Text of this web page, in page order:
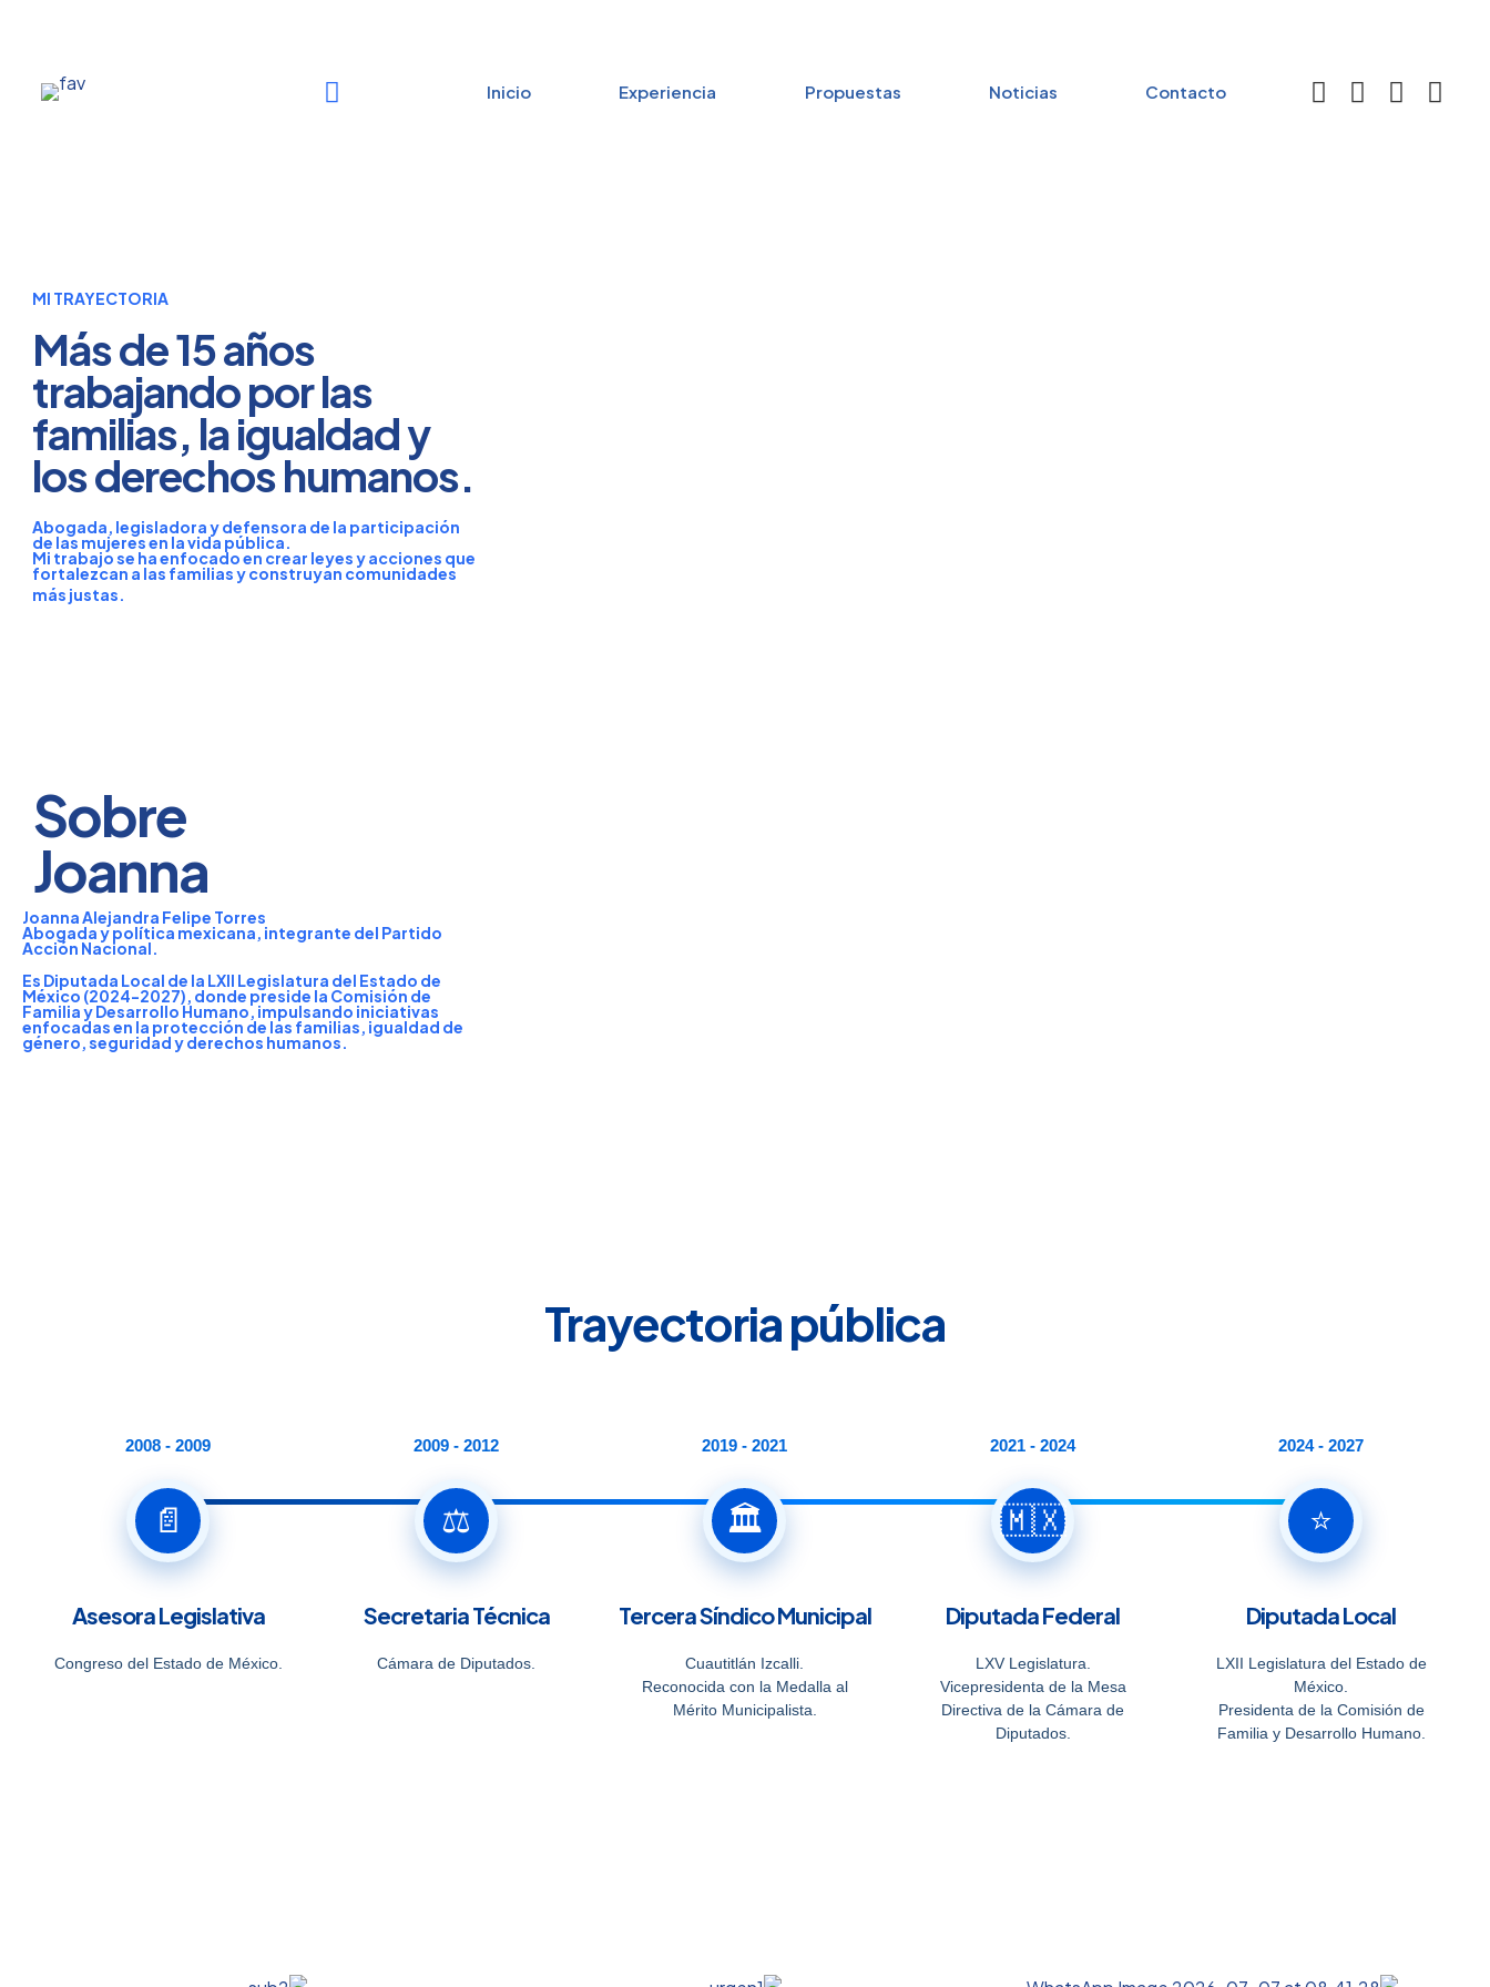
Inicio Experiencia Propuestas Noticias Contacto
MI TRAYECTORIA
Más de 15 años
trabajando por las
familias, la igualdad y
los derechos humanos.
Abogada, legisladora y defensora de la participación
de las mujeres en la vida pública.
Mi trabajo se ha enfocado en crear leyes y acciones que
fortalezcan a las familias y construyan comunidades
más justas.
Sobre
Joanna
Joanna Alejandra Felipe Torres
Abogada y política mexicana, integrante del Partido
Acción Nacional.
Es Diputada Local de la LXII Legislatura del Estado de
México (2024-2027), donde preside la Comisión de
Familia y Desarrollo Humano, impulsando iniciativas
enfocadas en la protección de las familias, igualdad de
género, seguridad y derechos humanos.
Trayectoria pública
2008 - 2009
📄
Asesora Legislativa
Congreso del Estado de México.
2009 - 2012
⚖️
Secretaria Técnica
Cámara de Diputados.
2019 - 2021
🏛️
Tercera Síndico Municipal
Cuautitlán Izcalli.
Reconocida con la Medalla al
Mérito Municipalista.
2021 - 2024
🇲🇽
Diputada Federal
LXV Legislatura.
Vicepresidenta de la Mesa
Directiva de la Cámara de
Diputados.
2024 - 2027
⭐
Diputada Local
LXII Legislatura del Estado de
México.
Presidenta de la Comisión de
Familia y Desarrollo Humano.